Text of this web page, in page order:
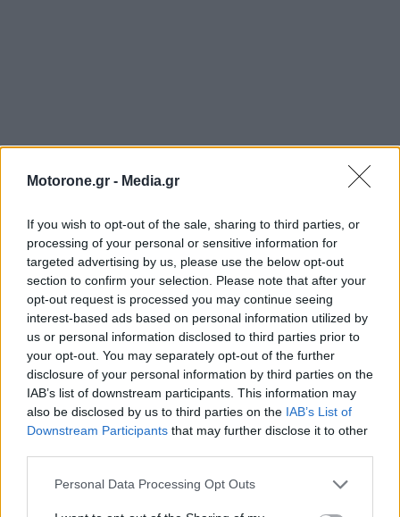
Motorone.gr - Media.gr
If you wish to opt-out of the sale, sharing to third parties, or
processing of your personal or sensitive information for
targeted advertising by us, please use the below opt-out
section to confirm your selection. Please note that after your
opt-out request is processed you may continue seeing
interest-based ads based on personal information utilized by
us or personal information disclosed to third parties prior to
your opt-out. You may separately opt-out of the further
disclosure of your personal information by third parties on the
IAB’s list of downstream participants. This information may
also be disclosed by us to third parties on the IAB’s List of
Downstream Participants that may further disclose it to other
Personal Data Processing Opt Outs
ΕΠΙΚΑΙΡΟΤΗΤΑ
GAC: Πώς το software αλλάζει το αυτοκίνητο του
μέλλοντος…
6.8.2026
Mercedes-AMG GT 53 4-Door Coupe: Το αμιγώς
ηλεκτρικό GT με…
6.8.2026
Κυκλοφοριακές ρυθμίσεις στον κόμβο
Μεταμόρφωσης – Πώς…